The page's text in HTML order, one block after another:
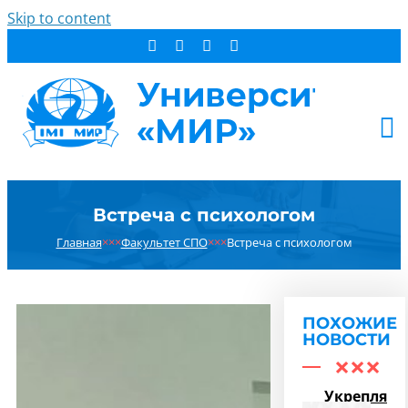
Skip to content
ДОПОБРАЗОВАНИЕ
НОВОСТИ
Встреча с психологом
Главная×××Факультет СПО×××Встреча с психологом
ПОХОЖИЕ
НОВОСТИ
Укрепляем